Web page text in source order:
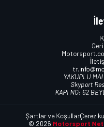
YAKUPLU
Skyport
KAPI NO: 62
© 2026 Motorsport
Şartlar ve KoşullarÇerez